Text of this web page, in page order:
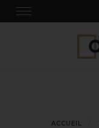
Skip
to
Toggle
navigation
ACCUEIL